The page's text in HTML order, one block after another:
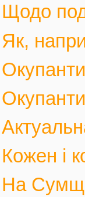
Щодо
Як,
Кожен і
На